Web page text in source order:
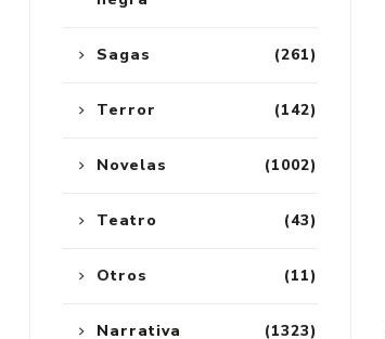
(261)
Sagas
(142)
Terror
(1002)
Novelas
(43)
Teatro
(11)
Otros
(1323)
Narrativa